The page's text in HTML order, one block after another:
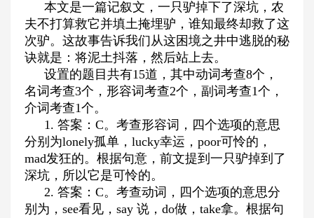
本文是一篇记叙文，一只驴掉下了深坑，农
夫不打算救它并填土掩埋驴，谁知最终却救了这
次驴。这故事告诉我们从这困境之井中逃脱的秘
诀就是：将泥土抖落，然后站上去。
设置的题目共有15道，其中动词考查8个，
名词考查3个，形容词考查2个，副词考查1个，
介词考查1个。
1. 答案： C。考查形容词，四个选项的意思
分别为lonely孤单， lucky幸运， poor可怜的，
mad发狂的。根据句意，前文提到一只驴掉到了
深坑，所以它是可怜的。
2. 答案： C。考查动词，四个选项的意思分
别为， see看见， say 说， do做， take拿。根据句